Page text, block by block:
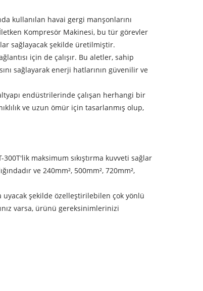
kullanılan havai gergi manşonlarını
Kompresör Makinesi, bu tür görevler
sağlayacak şekilde üretilmiştir.
için de çalışır. Bu aletler, sahip
sağlayarak enerji hatlarının güvenilir ve
endüstrilerinde çalışan herhangi bir
ve uzun ömür için tasarlanmış olup,
maksimum sıkıştırma kuvveti sağlar
ve 240mm², 500mm², 720mm²,
uyacak şekilde özelleştirilebilen çok yönlü
varsa, ürünü gereksinimlerinizi